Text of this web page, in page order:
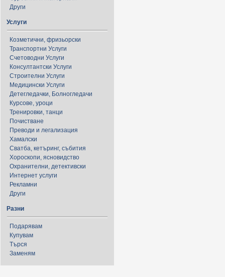
Други
Услуги
Козметични, фризьорски
Транспортни Услуги
Счетоводни Услуги
Консултантски Услуги
Строителни Услуги
Медицински Услуги
Детегледачки, Болногледачи
Курсове, уроци
Тренировки, танци
Почистване
Преводи и легализация
Хамалски
Сватба, кетъринг, събития
Хороскопи, ясновидство
Охранителни, детективски
Интернет услуги
Рекламни
Други
Разни
Подарявам
Купувам
Търся
Заменям